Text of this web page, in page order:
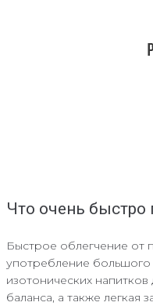
Что очень быстро
Быстрое облегчение от
употребление большого
изотонических
баланса, а также легкая